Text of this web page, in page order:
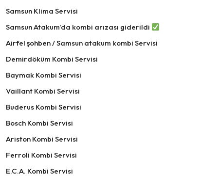
Samsun Klima Servisi
Samsun Atakum’da kombi arızası giderildi
Airfel şohben / Samsun atakum kombi Servisi
Demirdöküm Kombi Servisi
Baymak Kombi Servisi
Vaillant Kombi Servisi
Buderus Kombi Servisi
Bosch Kombi Servisi
Ariston Kombi Servisi
Ferroli Kombi Servisi
E.C.A. Kombi Servisi